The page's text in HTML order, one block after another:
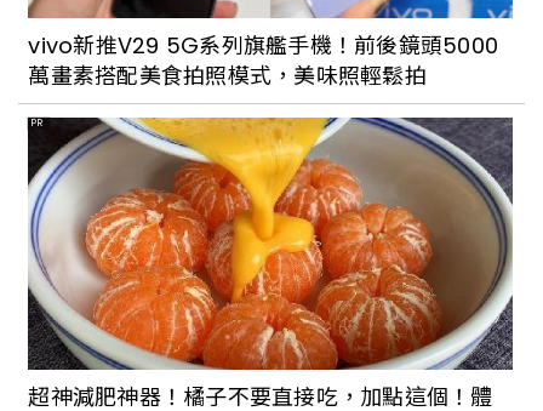
vivo新推V29 5G系列旗艦手機！前後鏡頭5000
萬畫素搭配美食拍照模式，美味照輕鬆拍
PR
超神減肥神器！橘子不要直接吃，加點這個！體